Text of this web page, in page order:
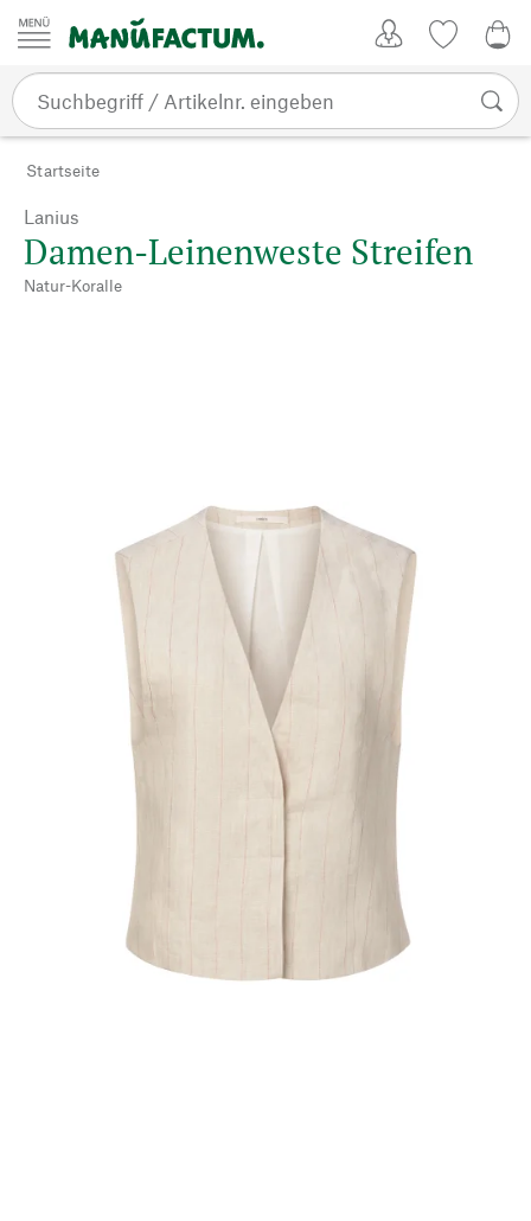
Zum Inhalt springen
Startseite
Lanius
Damen-Leinenweste Streifen
Natur-Koralle